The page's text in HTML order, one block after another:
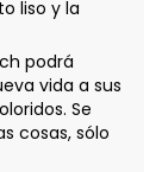
liso y la
podrá
vida a sus
Se
cosas, sólo